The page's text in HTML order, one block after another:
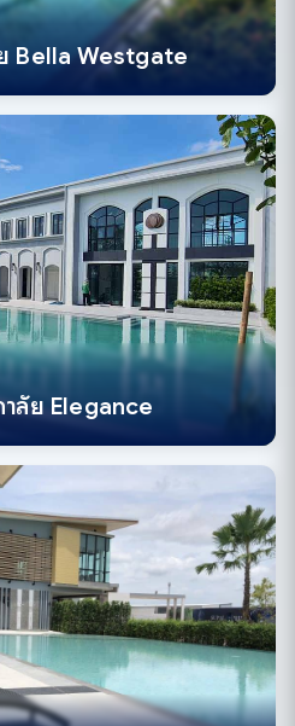
Bella Westgate
าลัย Elegance